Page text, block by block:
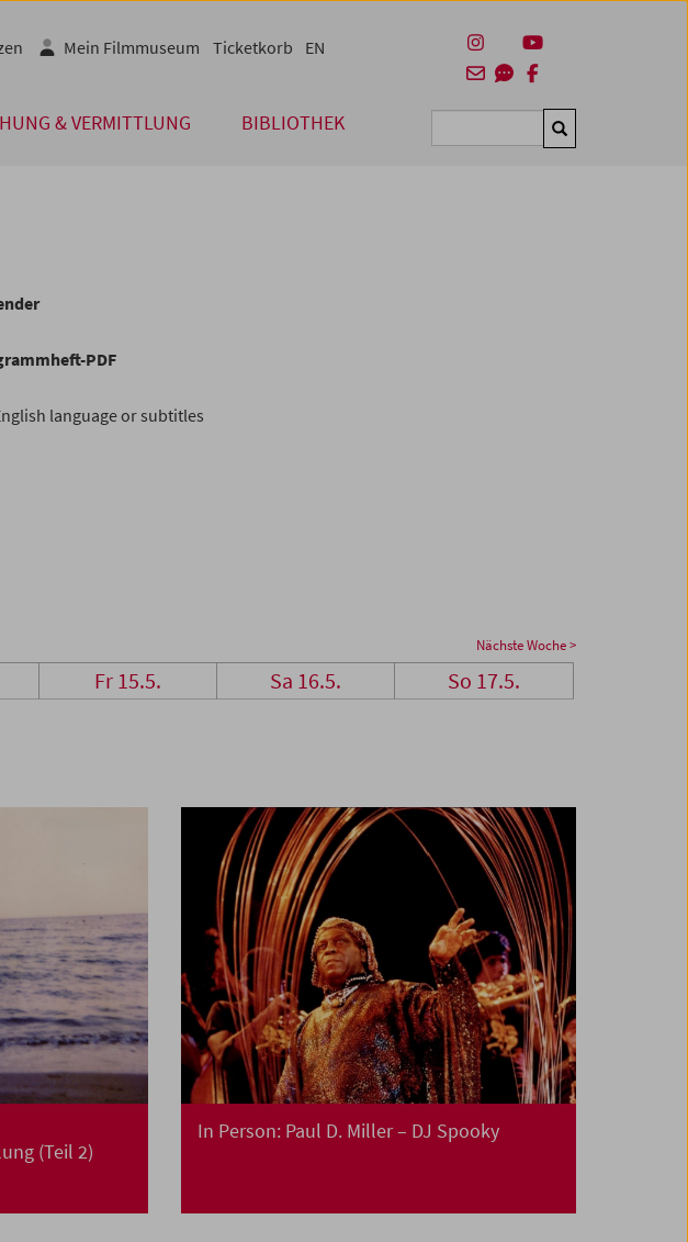
& VERMITTLUNG BIBLIOTHEK Suchen
Mein Filmmuseum Ticketkorb EN
PDF
language or subtitles
Nächste Woche >
Fr 15.5. Sa 16.5. So 17.5.
(Teil 2)
In Person: Paul D. Miller – DJ Spooky